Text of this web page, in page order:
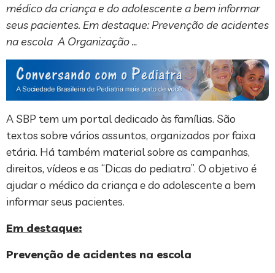
médico da criança e do adolescente a bem informar
seus pacientes. Em destaque: Prevenção de acidentes
na escola A Organização …
A SBP tem um portal dedicado às famílias. São
textos sobre vários assuntos, organizados por faixa
etária. Há também material sobre as campanhas,
direitos, vídeos e as “Dicas do pediatra”. O objetivo é
ajudar o médico da criança e do adolescente a bem
informar seus pacientes.
Em destaque:
Prevenção de acidentes na escola